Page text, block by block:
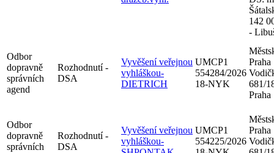
142
-
Odbor
dopravně
správních
agend
Rozhodnutí -
DSA
Vyvěšení veřejnou
vyhláškou-
DIETRICH
UMCP1
554284/2026
18-NYK
Praha
681/
Praha
Odbor
dopravně
správních
Rozhodnutí -
DSA
Vyvěšení veřejnou
vyhláškou-
UMCP1
554225/2026
Praha